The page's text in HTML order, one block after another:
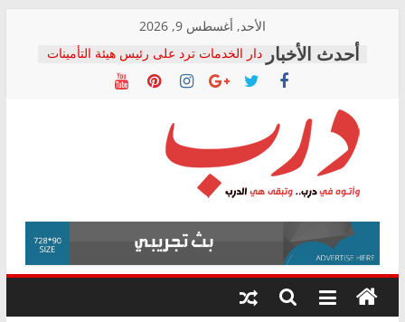
content
الأحد, أغسطس 9, 2026
دار الخدمات ترد على رئيس هيئة التأمينات
بعد مؤتمره الصحفي: إنكار الأزمة لا ينهي
معاناة أصحاب المعاشات.. ونطالب بكشف
فرحات سليمان يكتب: القطاع الصحي إلى
أين؟
حزب التحالف الشعبي يطلق لجنة “الحق
في الصحة” بالإسكندرية لرصد الانتهاكات
ودعم المرضى
الوزاري لمدينة الصحفيين.. وانتهاء أعمال
إنشاء المبنى الإداري
المجلس القومي لحقوق الإنسان يعلن
متابعة قضية الدكتور محمد زهران.. ويؤكد:
قرينة البراءة وضمانات المحاكمة العادلة
درب
وأتوه
درب..
وتبقى
هي